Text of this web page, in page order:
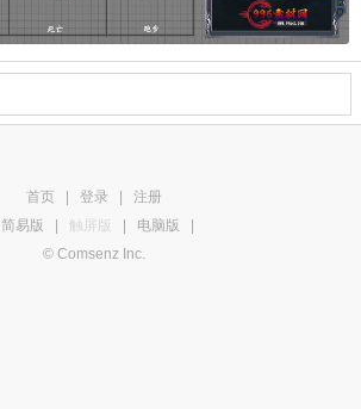
首页 | 登录 |
注册
简易版
| 触屏版 | 电脑版
|
© Comsenz Inc.